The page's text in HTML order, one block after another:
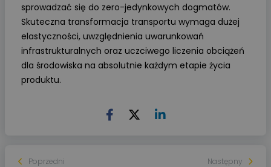
sprowadzać się do zero-jedynkowych dogmatów.
Skuteczna transformacja transportu wymaga dużej
elastyczności, uwzględnienia uwarunkowań
infrastrukturalnych oraz uczciwego liczenia obciążeń
dla środowiska na absolutnie każdym etapie życia
produktu.
Poprzedni Następny